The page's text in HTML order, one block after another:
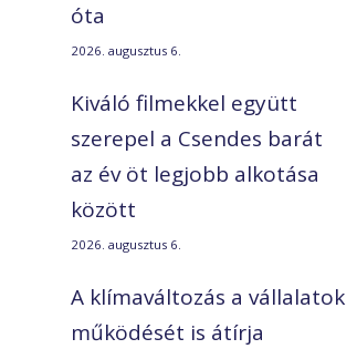
óta
2026. augusztus 6.
Kiváló filmekkel együtt
szerepel a Csendes barát
az év öt legjobb alkotása
között
2026. augusztus 6.
A klímaváltozás a vállalatok
működését is átírja